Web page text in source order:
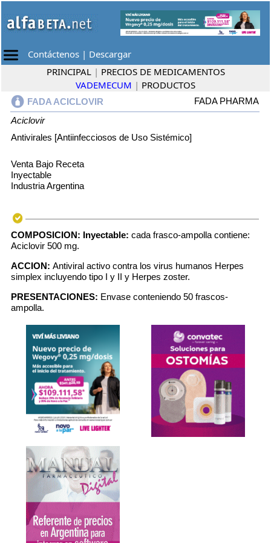
Contáctenos | Descargar
PRINCIPAL | PRECIOS DE MEDICAMENTOS
VADEMECUM | PRODUCTOS
FADA ACICLOVIR
FADA PHARMA
Aciclovir
Antivirales [Antiinfecciosos de Uso Sistémico]
Venta Bajo Receta
Inyectable
Industria Argentina
COMPOSICION: Inyectable: cada frasco-ampolla contiene:
Aciclovir 500 mg.
ACCION: Antiviral activo contra los virus humanos Herpes
simplex incluyendo tipo I y II y Herpes zoster.
PRESENTACIONES: Envase conteniendo 50 frascos-
ampolla.